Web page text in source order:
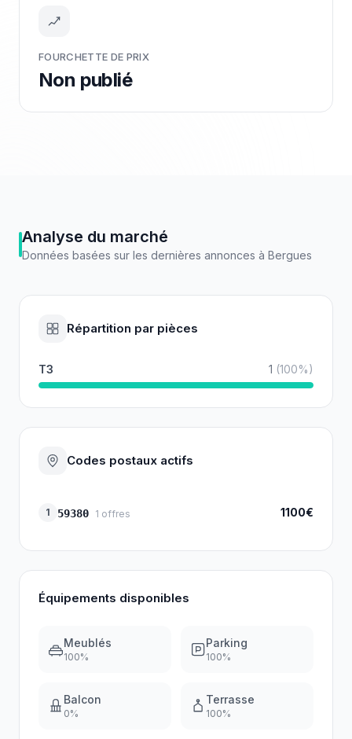
FOURCHETTE DE PRIX
Non publié
Analyse du marché
Données basées sur les dernières annonces à Bergues
Répartition par pièces
T3 1 (100%)
Codes postaux actifs
1 59380 1 offres 1100€
Équipements disponibles
Meublés
100%
Parking
100%
Balcon
0%
Terrasse
100%